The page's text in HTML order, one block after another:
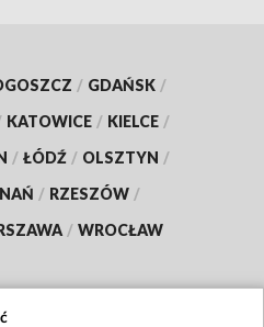
/ GDAŃSK /
KATOWICE / KIELCE /
/ ŁÓDŹ / OLSZTYN /
/ RZESZÓW /
/ WROCŁAW